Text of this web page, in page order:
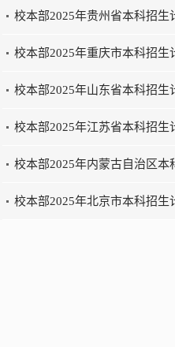
校本部2025年贵州省本科招生
校本部2025年重庆市本科招生
校本部2025年山东省本科招生
校本部2025年江苏省本科招生
校本部2025年内蒙古自治区
校本部2025年北京市本科招生